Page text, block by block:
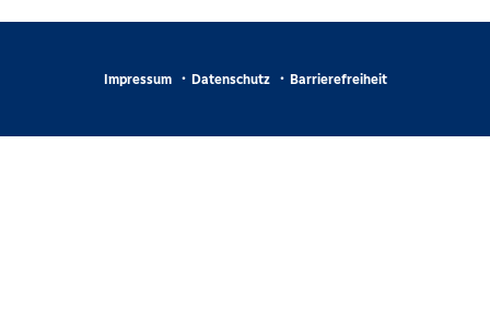
Impressum Datenschutz Barrierefreiheit